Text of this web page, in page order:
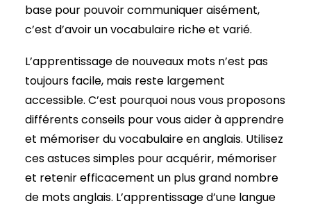
base pour pouvoir communiquer aisément,
c’est d’avoir un vocabulaire riche et varié.
L’apprentissage de nouveaux mots n’est pas
toujours facile, mais reste largement
accessible. C’est pourquoi nous vous proposons
différents conseils pour vous aider à apprendre
et mémoriser du vocabulaire en anglais. Utilisez
ces astuces simples pour acquérir, mémoriser
et retenir efficacement un plus grand nombre
de mots anglais. L’apprentissage d’une langue